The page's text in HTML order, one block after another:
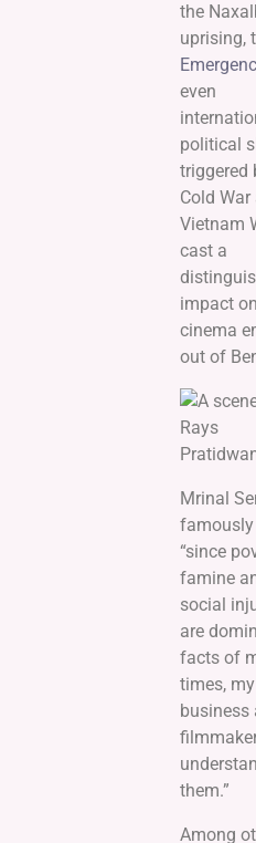
the
uprising,
even
political
triggered
Cold
Vietnam
cast a
impact on
cinema
out of
Mrinal
famously
“since
famine
social
are
facts of
times, my
business
them.”
Among